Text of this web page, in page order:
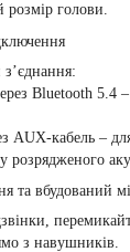
розмір голови.
з’єднання:
Bluetooth 5.4
AUX-кабель –
розрядженого
та вбудований
з навушників.